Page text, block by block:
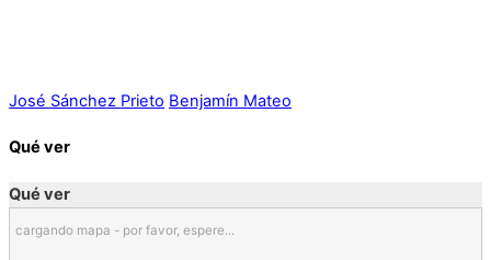
José Sánchez Prieto Benjamín Mateo
Qué ver
Qué ver
cargando mapa - por favor, espere...